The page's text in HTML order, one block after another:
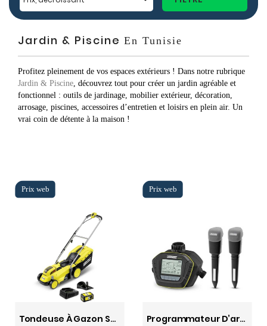
Jardin & Piscine En Tunisie
Profitez pleinement de vos espaces extérieurs ! Dans notre rubrique
Jardin & Piscine , découvrez tout pour créer un jardin agréable et
fonctionnel : outils de jardinage, mobilier extérieur, décoration,
arrosage, piscines, accessoires d’entretien et loisirs en plein air. Un
vrai coin de détente à la maison !
Tondeuse À Gazon Sans Fil Lmo 18-33+ Batterie + Chargeur + Support Pour Chargeur KARCHER Programmateur D’arrosage ST6 Duo - KARCHER